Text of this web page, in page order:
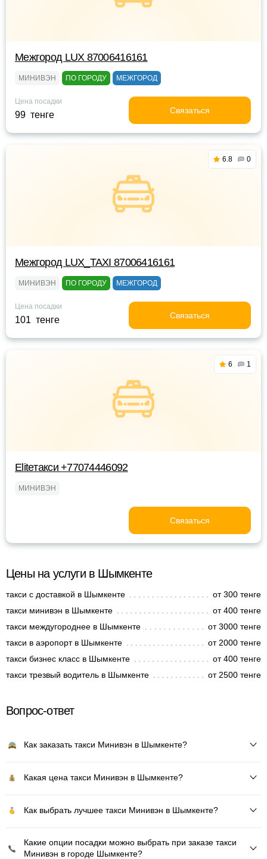
Межгород LUX 87006416161
МИНИВЭН ПО ГОРОДУ МЕЖГОРОД
Цена посадки
99 тенге Связаться
6.8 0
Межгород LUX_TAXI 87006416161
МИНИВЭН ПО ГОРОДУ МЕЖГОРОД
Цена посадки
101 тенге Связаться
6 1
Eliteтакси +77074446092
МИНИВЭН
Связаться
Цены на услуги в Шымкенте
такси с доставкой в Шымкенте
от 300 тенге
такси минивэн в Шымкенте
от 400 тенге
такси междугороднее в Шымкенте
от 3000 тенге
такси в аэропорт в Шымкенте
от 2000 тенге
такси бизнес класс в Шымкенте
от 400 тенге
такси трезвый водитель в Шымкенте
от 2500 тенге
Вопрос-ответ
Как заказать такси Минивэн в Шымкенте?
Какая цена такси Минивэн в Шымкенте?
Как выбрать лучшее такси Минивэн в Шымкенте?
Какие опции посадки можно выбрать при заказе такси
Минивэн в городе Шымкенте?